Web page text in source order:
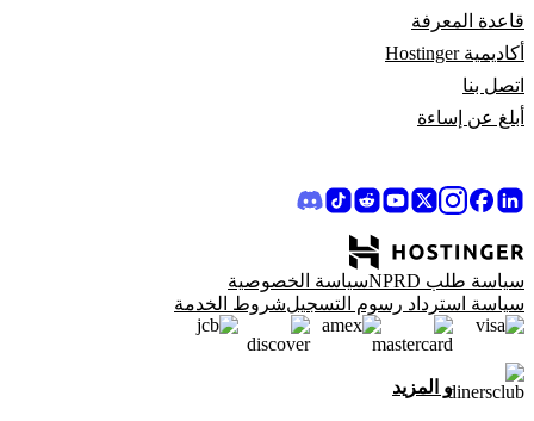
قاعدة المعرفة
أكاديمية Hostinger
اتصل بنا
أبلغ عن إساءة
سياسة طلب NPRD
سياسة الخصوصية
سياسة استرداد رسوم التسجيلشروط الخدمة
و المزيد